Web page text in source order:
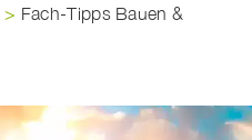
> Fach-Tipps Bauen &